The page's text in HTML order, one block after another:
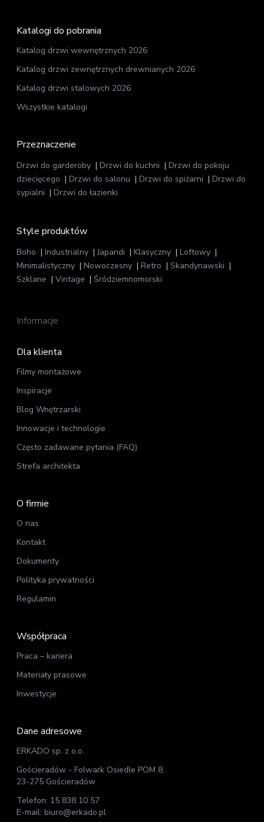
Katalogi do pobrania
Katalog drzwi wewnętrznych 2026
Katalog drzwi zewnętrznych drewnianych 2026
Katalog drzwi stalowych 2026
Wszystkie katalogi
Przeznaczenie
Drzwi do garderoby Drzwi do kuchni
Drzwi do pokoju
dziecięcego
Drzwi do salonu Drzwi do spiżarni
Drzwi do
sypialni
Drzwi do łazienki
Style produktów
Boho Industrialny Japandi Klasyczny
Loftowy
Minimalistyczny
Nowoczesny Retro
Skandynawski
Szklane
Vintage Śródziemnomorski
Informacje
Dla klienta
Filmy montażowe
Inspiracje
Blog Wnętrzarski
Innowacje i technologie
Często zadawane pytania (FAQ)
Strefa architekta
O firmie
O nas
Kontakt
Dokumenty
Polityka prywatności
Regulamin
Współpraca
Praca – kariera
Materiały prasowe
Inwestycje
Dane adresowe
ERKADO sp. z o.o.
Gościeradów - Folwark Osiedle POM 8,
23-275 Gościeradów
Telefon: 15 838 10 57
E-mail: biuro@erkado.pl